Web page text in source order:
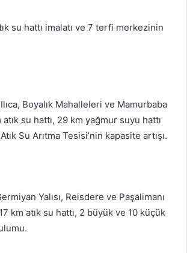
su hattı imalatı ve 7 terfi merkezinin
Boyalık Mahalleleri ve Mamurbaba
su hattı, 29 km yağmur suyu hattı
Su Arıtma Tesisi’nin kapasite artışı.
Yalısı, Reisdere ve Paşalimanı
km atık su hattı, 2 büyük ve 10 küçük